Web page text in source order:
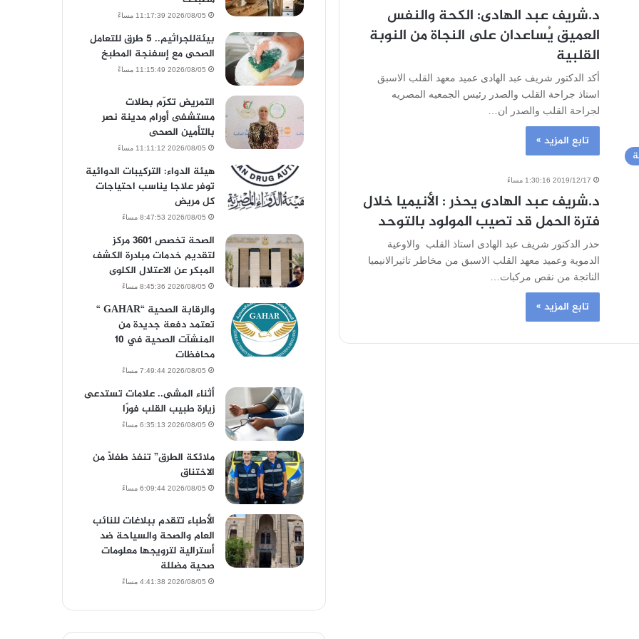
د.شريف عبد الهادى: الكحة والنفس
العميق يُساعدان على النجاة من النوبة
القلبية
أكد الدكتور شريف عبد الهادى عميد معهد القلب الاسبق
استاذ جراحة القلب والصدر رئيس الجمعيه المصريه
لجراحة القلب والصدر ان…
تابع المزيد »
2019/12/17 1:30:16 مساءً
د.شريف عبد الهادى يحذر : الأنيميا خلال
فترة الحمل قد تصيب المولود بالتوحد
حذر الدكتور شريف عبد الهادى استاذ القلب والاوعية
الدموية وعميد معهد القلب الاسبق من مخاطر تاثيرالانيميا
الناتجة من نقص مركبات…
تابع المزيد »
2026/08/05 11:17:39 مساءً
بيئةللجراثيم.. 5 طرق للتعامل
الصحى مع إسفنجة المطبخ
2026/08/05 11:15:49 مساءً
التمريض تكرّم بطلات
مستشفى أورام مدينة نصر
بالتأمين الصحى
2026/08/05 11:11:12 مساءً
هيئة الدواء: التركيبات الدوائية
توفر علاجا يناسب احتياجات
كل مريض
2026/08/05 8:47:53 مساءً
الصحة تخصص 3601 مركز
لتقديم خدمات مبادرة الكشف
المبكر عن الاعتلال الكلوى
2026/08/05 8:45:36 مساءً
والرقابة الصحية “GAHAR “
تعتمد دفعة جديدة من
المنشآت الصحية في 10
محافظات
2026/08/05 7:49:44 مساءً
أثناء المشى.. علامات تستدعى
زيارة طبيب القلب فورًا
2026/08/05 6:35:13 مساءً
ملائكة الطرق” تنفذ طفلاً من
الاختناق
2026/08/05 6:09:44 مساءً
الأطباء تتقدم ببلاغات للنائب
العام والصحة والسياحة ضد
أسترالية لترويجها معلومات
صحية مضللة
2026/08/05 4:41:38 مساءً